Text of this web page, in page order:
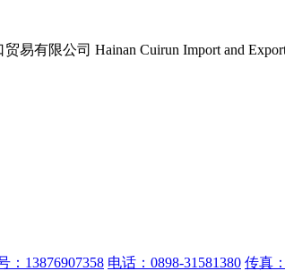
贸易有限公司 Hainan Cuirun Import and
：13876907358 电话：0898-31581380 传真